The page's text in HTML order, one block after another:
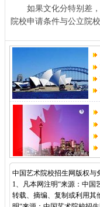
如果文化分特别差，
院校申请条件与公立院
中国艺术院校招生网版权与
1、凡本网注明“来源：中
转载、摘编、复制或利用其